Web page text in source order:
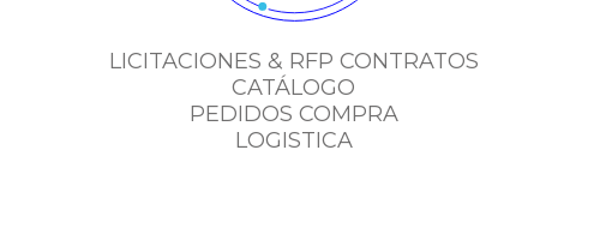
LICITACIONES & RFP CONTRATOS
CATÁLOGO
PEDIDOS COMPRA
LOGISTICA